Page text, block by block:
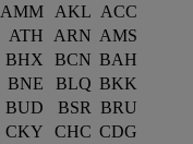
ACC
AKL
AMM
AMS
ARN
ATH
BAH
BCN
BHX
BKK
BLQ
BNE
BRU
BSR
BUD
CDG
CHC
CKY